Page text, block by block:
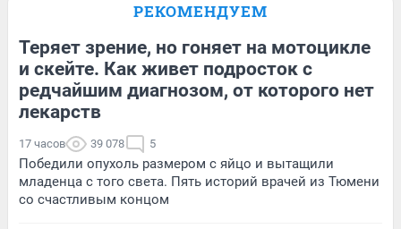
РЕКОМЕНДУЕМ
Теряет зрение, но гоняет на мотоцикле
и скейте. Как живет подросток с
редчайшим диагнозом, от которого нет
лекарств
17 часов 39 078 5
Победили опухоль размером с яйцо и вытащили
младенца с того света. Пять историй врачей из Тюмени
со счастливым концом